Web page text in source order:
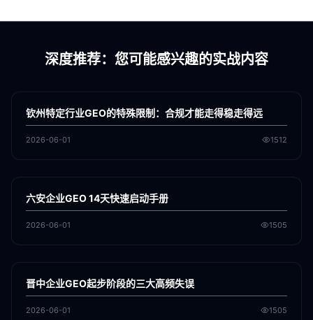
深度推荐：您可能感兴趣的实战内容
GEO
钦州特定行业GEO的特殊限制：合规才能走得稳走得远
2026-06-01 1512
GEO
六安企业GEO 14天快速启动手册
2026-06-01 1505
GEO
晋中企业GEO起步阶段的三大高频失误
2026-06-01 1505